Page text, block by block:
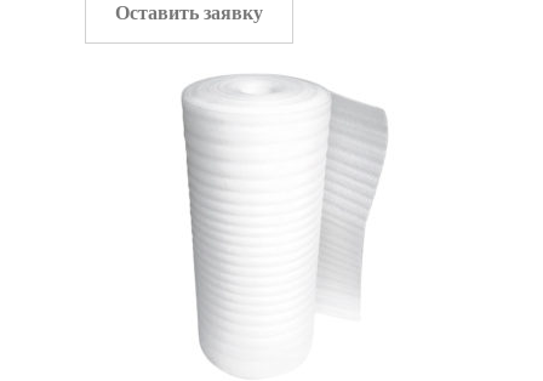
Оставить заявку